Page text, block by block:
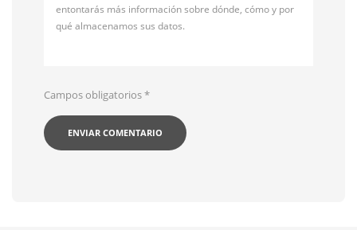
entontarás más información sobre dónde, cómo y por
qué almacenamos sus datos.
Campos obligatorios*